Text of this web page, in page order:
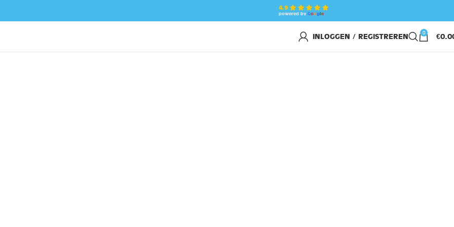
4.9
powered by Google
INLOGGEN / REGISTREREN 0 €